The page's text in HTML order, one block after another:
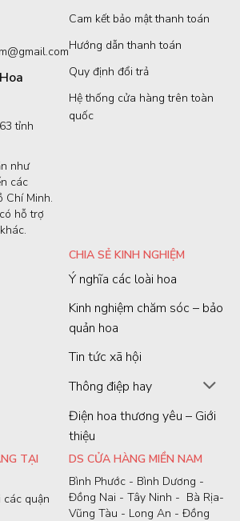
tỉnh
như
các
Chí Minh.
hỗ trợ
Cam kết bảo mật thanh toán
Hướng dẫn thanh toán
Quy định đổi trả
Hệ thống cửa hàng trên toàn
quốc
CHIA SẺ KINH NGHIỆM
Ý nghĩa các loài hoa
Kinh nghiệm chăm sóc – bảo
quản hoa
Tin tức xã hội
Thông điệp hay
Điện hoa thương yêu – Giới
thiệu
TẠI
quận
DS CỬA HÀNG MIỀN NAM
Bình Phước - Bình Dương -
Đồng Nai - Tây Ninh - Bà Rịa-
Vũng Tàu - Long An - Đồng